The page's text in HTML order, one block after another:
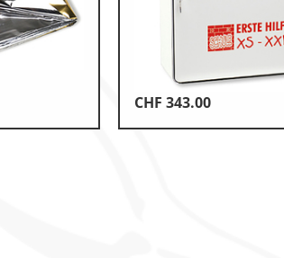
CHF 343.00